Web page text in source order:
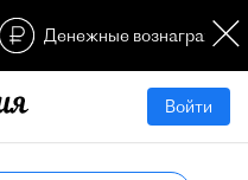
Денежные
Войти